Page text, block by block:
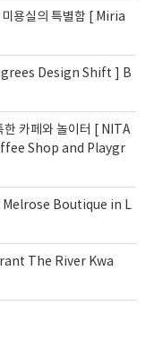
용실의 특별함 [ Miria
Design Shift ] B
한 카페와 놀이터 [ NITA
Shop and Playgr
Melrose Boutique in L
The River Kwa